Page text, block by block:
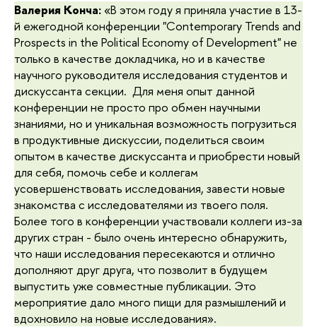
Валерия Конча: «В этом году я приняла участие в 13-
й ежегодной конференции "Contemporary Trends and
Prospects in the Political Economy of Development" не
только в качестве докладчика, но и в качестве
научного руководителя исследования студентов и
дискуссанта секции. Для меня опыт данной
конференции не просто про обмен научными
знаниями, но и уникальная возможность погрузиться
в продуктивные дискуссии, поделиться своим
опытом в качестве дискуссанта и приобрести новый
для себя, помочь себе и коллегам
усовершенствовать исследования, завести новые
знакомства с исследователями из твоего поля.
Более того в конференции участвовали коллеги из-за
других стран - было очень интересно обнаружить,
что наши исследования пересекаются и отлично
дополняют друг друга, что позволит в будущем
выпустить уже совместные публикации. Это
мероприятие дало много пищи для размышлений и
вдохновило на новые исследования».